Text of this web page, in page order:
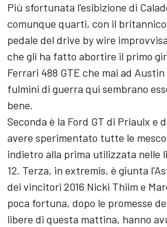
Più sfortunata l'esibizione di
comunque quarti, con il
pedale del drive by wire
che gli ha fatto abortire il primo
Ferrari 488 GTE che mai ad
fulmini di guerra qui sembrano
bene.
Seconda è la Ford GT di Priaulx e
avere sperimentato tutte le
indietro alla prima utilizzata nelle
12. Terza, in extremis, è giunta
dei vincitori 2016 Nicki Thiim e
poca fortuna, dopo le promesse
libere di questa mattina, hanno